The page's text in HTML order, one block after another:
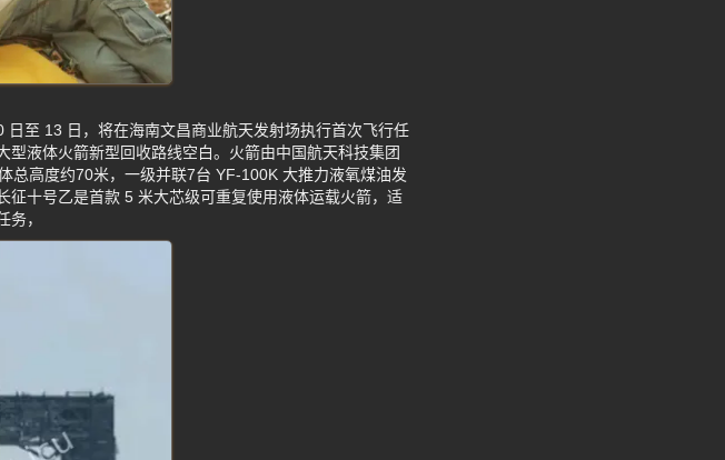
至 13 日，将在海南文昌商业航天发射场执行首次飞行任
液体火箭新型回收路线空白。火箭由中国航天科技集团
总高度约70米，一级并联7台 YF-100K 大推力液氧煤油发
十号乙是首款 5 米大芯级可重复使用液体运载火箭，适
，